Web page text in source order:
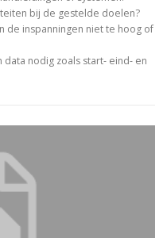
bij de gestelde doelen?
de inspanningen niet te hoog of
nodig zoals start- eind- en